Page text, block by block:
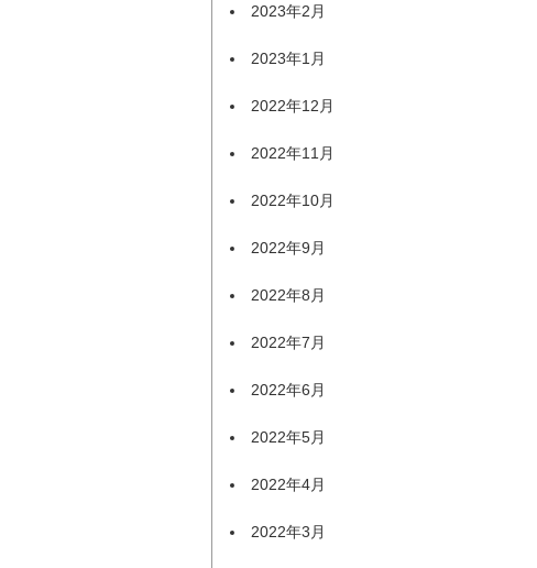
2023年2月
2023年1月
2022年12月
2022年11月
2022年10月
2022年9月
2022年8月
2022年7月
2022年6月
2022年5月
2022年4月
2022年3月